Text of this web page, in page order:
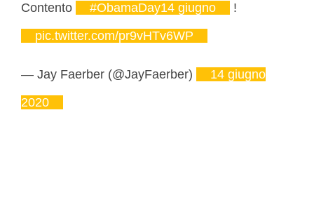
Contento #ObamaDay14 giugno
!
pic.twitter.com/pr9vHTv6WP
— Jay Faerber (@JayFaerber)
14 giugno
2020